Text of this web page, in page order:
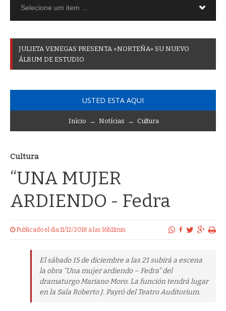
JULIETA VENEGAS PRESENTA «NORTEÑA» SU NUEVO
ÁLBUM DE ESTUDIO
USTED ESTA AQUI
Início → Notícias → Cultura
Cultura
“UNA MUJER
ARDIENDO - Fedra
Publicado el dia 11/12/2018 a las 16h11min
El sábado 15 de diciembre a las 21 subirá a escena
la obra “Una mujer ardiendo – Fedra” del
dramaturgo Mariano Moro. La función tendrá lugar
en la Sala Roberto J. Payró del Teatro Auditorium.